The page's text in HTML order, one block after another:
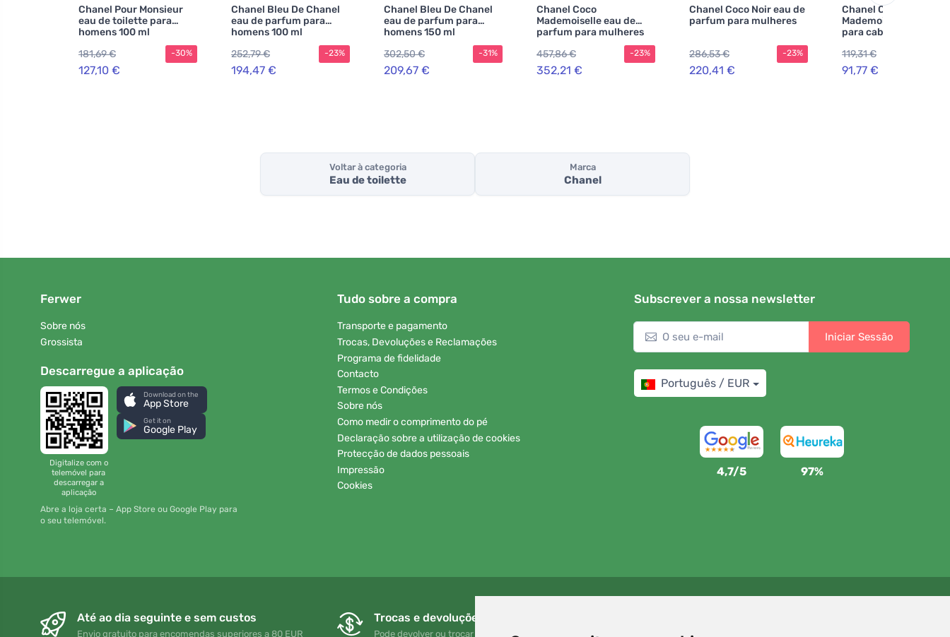
Chanel Pour Monsieur
eau de toilette para
homens 100 ml
181,69 €
127,10 €
-30%
Chanel Bleu De Chanel
eau de parfum para
homens 100 ml
252,79 €
194,47 €
-23%
Chanel Bleu De Chanel
eau de parfum para
homens 150 ml
302,50 €
209,67 €
-31%
Chanel Coco
Mademoiselle eau de
parfum para mulheres
457,86 €
352,21 €
-23%
Chanel Coco Noir eau de
parfum para mulheres
286,53 €
220,41 €
-23%
Chanel Coco
Mademoiselle perfume
para cabelo para
119,31 €
91,77 €
Voltar à categoria
Eau de toilette
Marca
Chanel
Ferwer
Sobre nós
Grossista
Descarregue a aplicação
Digitalize com o
telemóvel para
descarregar a
aplicação
Download on the
App Store
Get it on
Google Play
Abre a loja certa – App Store ou Google Play para
o seu telemóvel.
Tudo sobre a compra
Transporte e pagamento
Trocas, Devoluções e Reclamações
Programa de fidelidade
Contacto
Termos e Condições
Sobre nós
Como medir o comprimento do pé
Declaração sobre a utilização de cookies
Protecção de dados pessoais
Impressão
Cookies
Subscrever a nossa newsletter
Iniciar Sessão
Português / EUR
4,7/5 97%
Até ao dia seguinte e sem custos
Envio gratuito para encomendas superiores a 80 EUR
Trocas e devoluções gratuitas
Pode devolver ou trocar a sua encomenda em qualquer Para cada encomenda plantamos uma árvore! Leia mais